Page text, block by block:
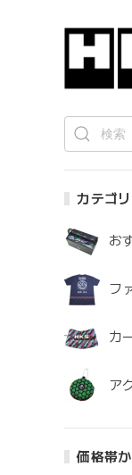
カテゴ
お
フ
カ
ア
価格帯